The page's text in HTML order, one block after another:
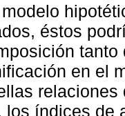
éstos
en el
los índices de